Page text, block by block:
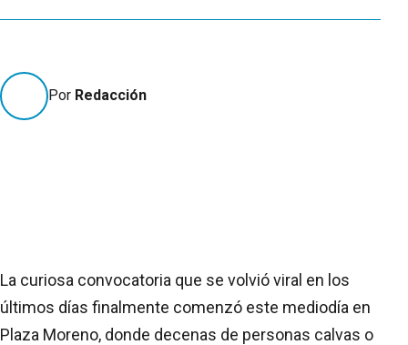
Por Redacción
La curiosa convocatoria que se volvió viral en los
últimos días finalmente comenzó este mediodía en
Plaza Moreno, donde decenas de personas calvas o